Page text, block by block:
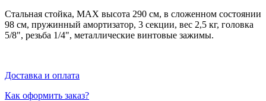
Стальная стойка, MAX высота 290 см, в сложенном состоянии
98 см, пружинный амортизатор, 3 секции, вес 2,5 кг, головка
5/8", резьба 1/4", металлические винтовые зажимы.
Доставка и оплата
Как оформить заказ?